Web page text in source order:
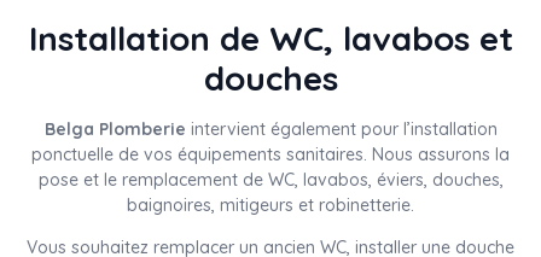
Installation de WC, lavabos et
douches
Belga Plomberie intervient également pour l’installation
ponctuelle de vos équipements sanitaires. Nous assurons la
pose et le remplacement de WC, lavabos, éviers, douches,
baignoires, mitigeurs et robinetterie.
Vous souhaitez remplacer un ancien WC, installer une douche